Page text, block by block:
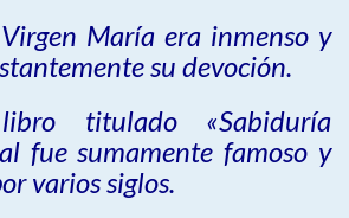
María era inmenso y
su devoción.
titulado «Sabiduría
fue sumamente famoso y
varios siglos.